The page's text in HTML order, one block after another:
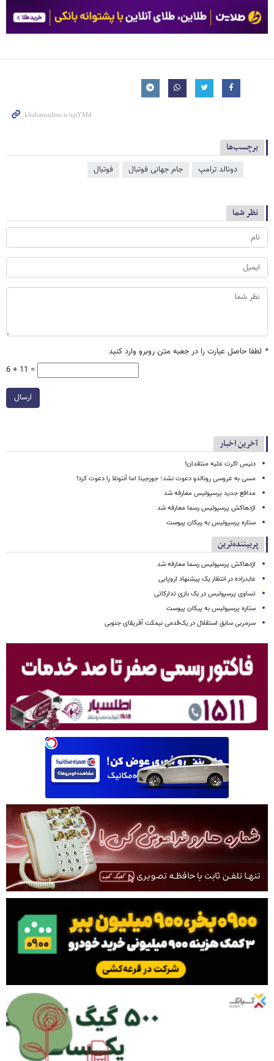
برچسب‌ها
دونالد ترامپ جام جهانی فوتبال فوتبال
نظر شما
* لطفا حاصل عبارت را در جعبه متن روبرو وارد کنید
6 + 11 =
ارسال
آخرین اخبار
دنیس اکرت علیه منتقدان!
مسی به عروسی رونالدو دعوت نشد؛ جورجینا اما آنتونلا را دعوت کرد!
مدافع جدید پرسپولیس معارفه شد
اژدهاکش پرسپولیس رسما معارفه شد
ستاره پرسپولیس به پیکان پیوست
پربیننده‌ترین
اژدهاکش پرسپولیس رسما معارفه شد
عابدزاده در انتظار یک پیشنهاد اروپایی
تساوی پرسپولیس در یک بازی تدارکاتی
ستاره پرسپولیس به پیکان پیوست
سرمربی سابق استقلال در یک‌قدمی نیمکت آفریقای جنوبی